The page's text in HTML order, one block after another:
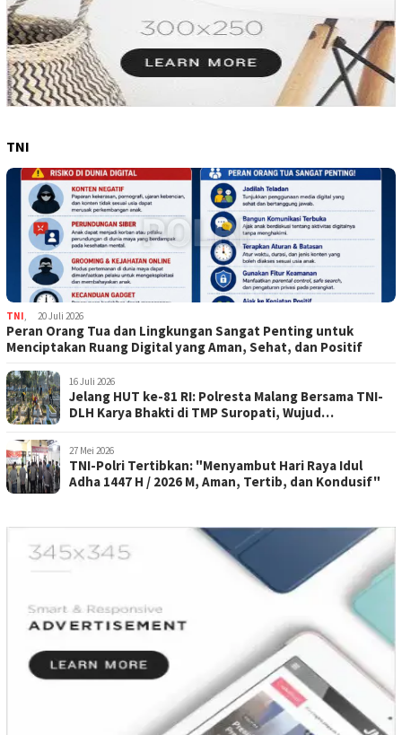
TNI
TNI, 20 Juli 2026
Peran Orang Tua dan Lingkungan Sangat Penting untuk
Menciptakan Ruang Digital yang Aman, Sehat, dan Positif
16 Juli 2026
Jelang HUT ke-81 RI: Polresta Malang Bersama TNI-
DLH Karya Bhakti di TMP Suropati, Wujud
27 Mei 2026
TNI-Polri Tertibkan: "Menyambut Hari Raya Idul
Adha 1447 H / 2026 M, Aman, Tertib, dan Kondusif"